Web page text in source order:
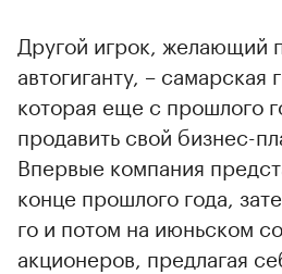
Другой игрок, желающий
автогиганту, – самарская
которая еще с прошлого
продавить свой бизнес-
Впервые компания
конце прошлого года,
го и потом на июньском
акционеров, предлагая